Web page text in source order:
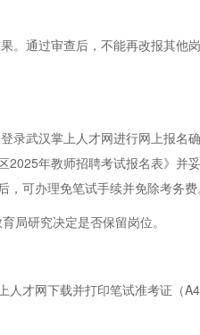
。通过审查后，不能再改报其他
武汉掌上人才网进行网上报名
年教师招聘考试报名表》并
可办理免笔试手续并免除考务费
局研究决定是否保留岗位。
才网下载并打印笔试准考证（A4